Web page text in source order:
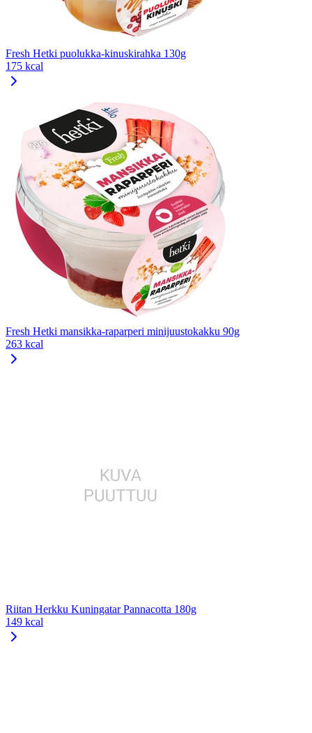
Fresh Hetki puolukka-kinuskirahka 130g
175 kcal
Fresh Hetki mansikka-raparperi minijuustokakku 90g
263 kcal
Riitan Herkku Kuningatar Pannacotta 180g
149 kcal